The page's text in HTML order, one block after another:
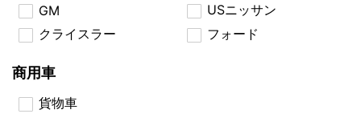
GM
USニッサン
クライスラー
フォード
商用車
貨物車